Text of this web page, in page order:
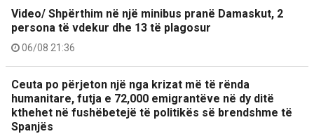
Video/ Shpërthim në një minibus pranë Damaskut, 2
persona të vdekur dhe 13 të plagosur
06/08 21:36
Ceuta po përjeton një nga krizat më të rënda
humanitare, futja e 72,000 emigrantëve në dy ditë
kthehet në fushëbetejë të politikës së brendshme të
Spanjës